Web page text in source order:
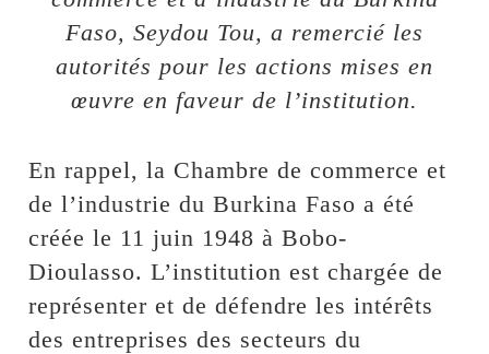
Faso, Seydou Tou, a remercié les
autorités pour les actions mises en
œuvre en faveur de l’institution.
En rappel, la Chambre de commerce et
de l’industrie du Burkina Faso a été
créée le 11 juin 1948 à Bobo-
Dioulasso. L’institution est chargée de
représenter et de défendre les intérêts
des entreprises des secteurs du